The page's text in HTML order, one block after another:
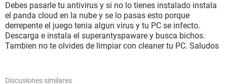
Debes pasarle tu antivirus y si no lo tienes instalado instala
el panda cloud en la nube y se lo pasas esto porque
derrepente el juego tenia algun virus y tu PC se infecto.
Descarga e instala el superantyspaware y busca bichos.
Tambien no te olvides de limpiar con cleaner tu PC. Saludos
Discusiones similares